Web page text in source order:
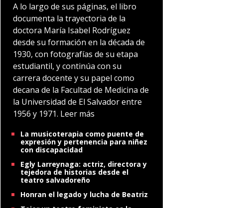
A lo largo de sus páginas, el libro
documenta la trayectoria de la
doctora María Isabel Rodríguez
desde su formación en la década de
1930, con fotografías de su etapa
estudiantil, y continúa con su
carrera docente y su papel como
decana de la Facultad de Medicina de
la Universidad de El Salvador entre
1956 y 1971. Leer más
La musicoterapia como puente de
expresión y pertenencia para niñez
con discapacidad
Egly Larreynaga: actriz, directora y
tejedora de historias desde el
teatro salvadoreño
Honran el legado y lucha de Beatriz